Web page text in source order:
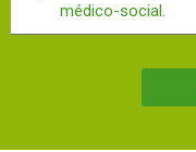
médico-social.